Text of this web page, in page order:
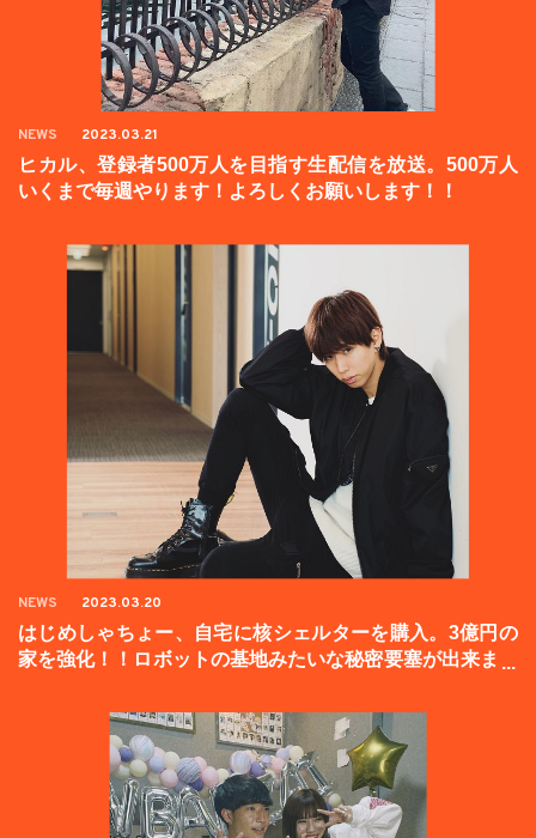
NEWS 2023.03.21
ヒカル、登録者500万人を目指す生配信を放送。500万人
いくまで毎週やります！よろしくお願いします！！
NEWS 2023.03.20
はじめしゃちょー、自宅に核シェルターを購入。3億円の
家を強化！！ロボットの基地みたいな秘密要塞が出来まし